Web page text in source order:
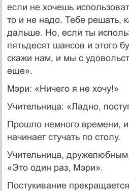
если не хочешь
то и не надо. Тебе решать,
дальше. Но, если ты
пятьдесят шансов и этого
скажи нам, и мы с
еще».
Мэри: «Ничего я не хочу!»
Учительница: «Ладно,
Прошло немного времени,
начинает стучать по столу.
Учительница,
«Это один раз, Мэри».
Постукивание